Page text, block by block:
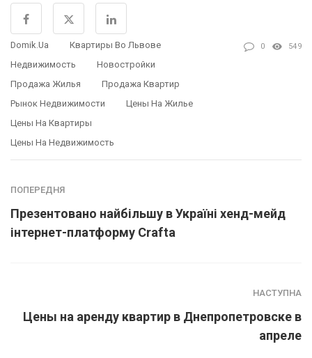
Domik.ua
Квартиры Во Львове
Недвижимость
Новостройки
Продажа Жилья
Продажа Квартир
Рынок Недвижимости
Цены На Жилье
Цены На Квартиры
Цены На Недвижимость
0 549
ПОПЕРЕДНЯ
Презентовано найбільшу в Україні хенд-мейд
інтернет-платформу Crafta
НАСТУПНА
Цены на аренду квартир в Днепропетровске в
апреле